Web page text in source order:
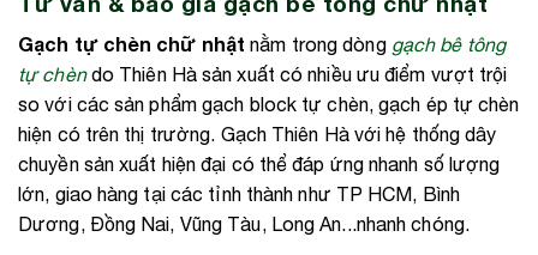
Gạch tự chèn chữ nhật nằm trong dòng gạch bê tông
tự chèndo Thiên Hà sản xuất có nhiều ưu điểm vượt trội
so với các sản phẩm gạch block tự chèn, gạch ép tự chèn
hiện có trên thị trường. Gạch Thiên Hà với hệ thống dây
chuyền sản xuất hiện đại có thể đáp ứng nhanh số lượng
lớn, giao hàng tại các tỉnh thành như TP HCM, Bình
Dương, Đồng Nai, Vũng Tàu, Long An...nhanh chóng.